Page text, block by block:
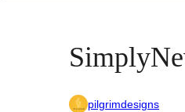
pilgrimdesigns